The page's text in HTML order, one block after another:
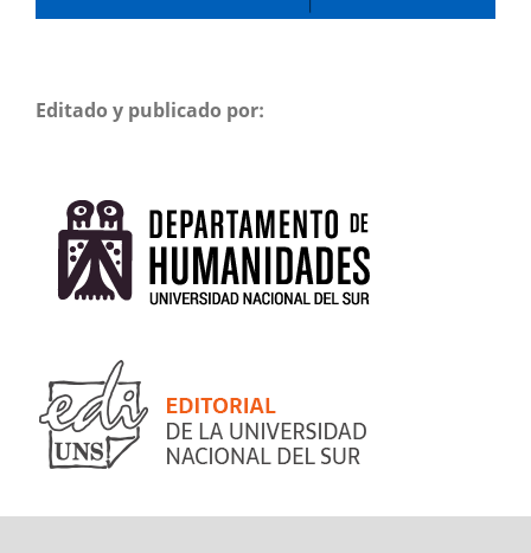
Editado y publicado por: